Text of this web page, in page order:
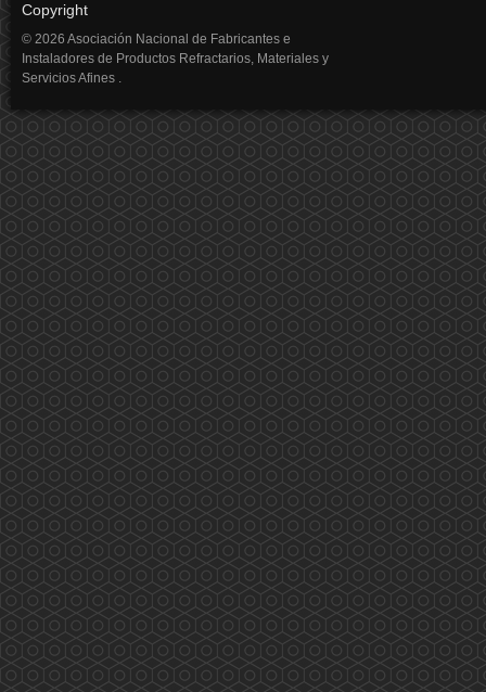
Copyright
© 2026 Asociación Nacional de Fabricantes e
Instaladores de Productos Refractarios, Materiales y
Servicios Afines .